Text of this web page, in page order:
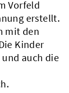
Vorfeld
erstellt.
mit den
Kinder
auch die